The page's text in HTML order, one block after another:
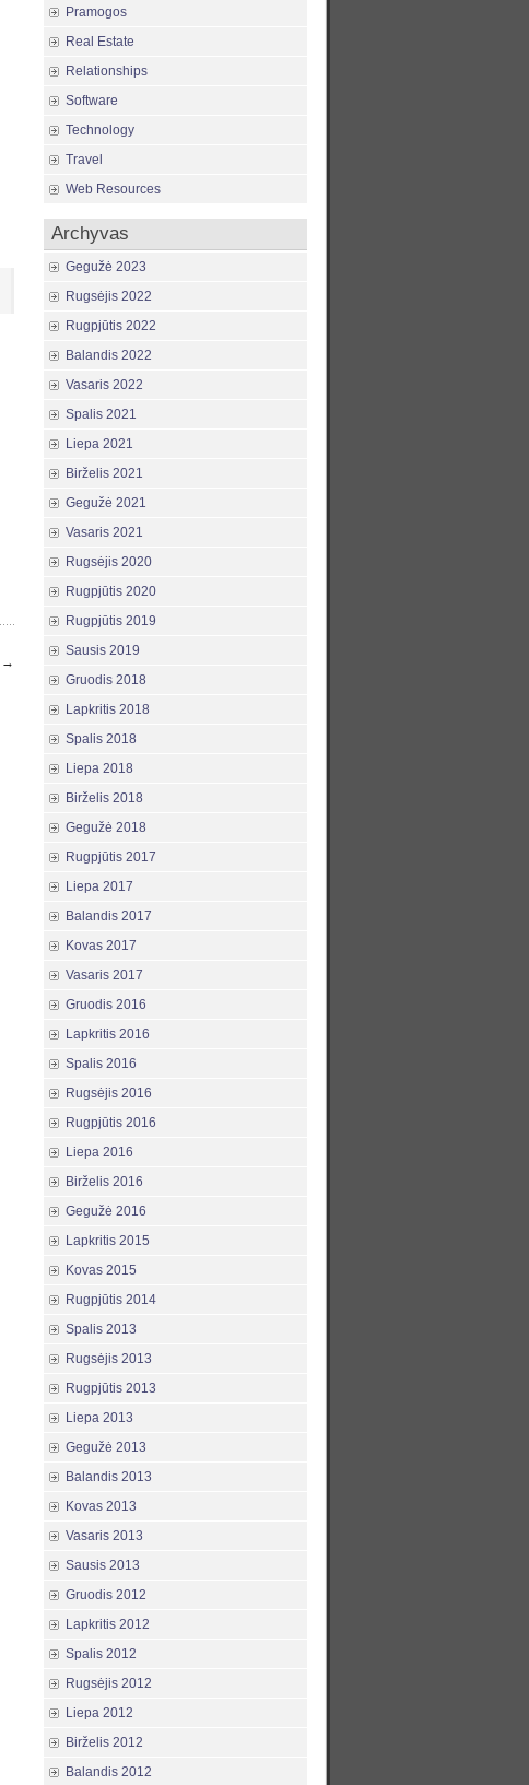
→
Pramogos
Real Estate
Relationships
Software
Technology
Travel
Web Resources
Archyvas
Gegužė 2023
Rugsėjis 2022
Rugpjūtis 2022
Balandis 2022
Vasaris 2022
Spalis 2021
Liepa 2021
Birželis 2021
Gegužė 2021
Vasaris 2021
Rugsėjis 2020
Rugpjūtis 2020
Rugpjūtis 2019
Sausis 2019
Gruodis 2018
Lapkritis 2018
Spalis 2018
Liepa 2018
Birželis 2018
Gegužė 2018
Rugpjūtis 2017
Liepa 2017
Balandis 2017
Kovas 2017
Vasaris 2017
Gruodis 2016
Lapkritis 2016
Spalis 2016
Rugsėjis 2016
Rugpjūtis 2016
Liepa 2016
Birželis 2016
Gegužė 2016
Lapkritis 2015
Kovas 2015
Rugpjūtis 2014
Spalis 2013
Rugsėjis 2013
Rugpjūtis 2013
Liepa 2013
Gegužė 2013
Balandis 2013
Kovas 2013
Vasaris 2013
Sausis 2013
Gruodis 2012
Lapkritis 2012
Spalis 2012
Rugsėjis 2012
Liepa 2012
Birželis 2012
Balandis 2012